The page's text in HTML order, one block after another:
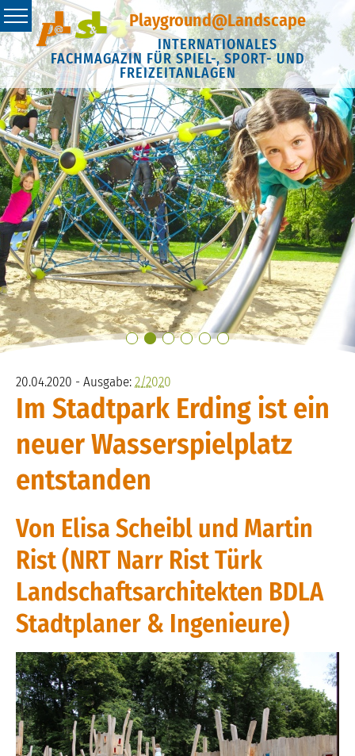
Playground@Landscape
INTERNATIONALES
FACHMAGAZIN FÜR SPIEL-, SPORT- UND
FREIZEITANLAGEN
20.04.2020 - Ausgabe:2/2020
Im Stadtpark Erding ist ein
neuer Wasserspielplatz
entstanden
Von Elisa Scheibl und Martin
Rist (NRT Narr Rist Türk
Landschaftsarchitekten BDLA
Stadtplaner & Ingenieure)